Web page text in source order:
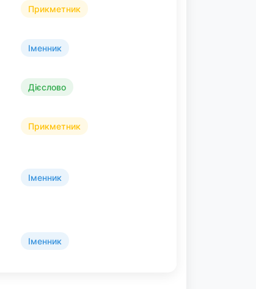
Прикметник
Іменник
Дієслово
Прикметник
Іменник
Іменник